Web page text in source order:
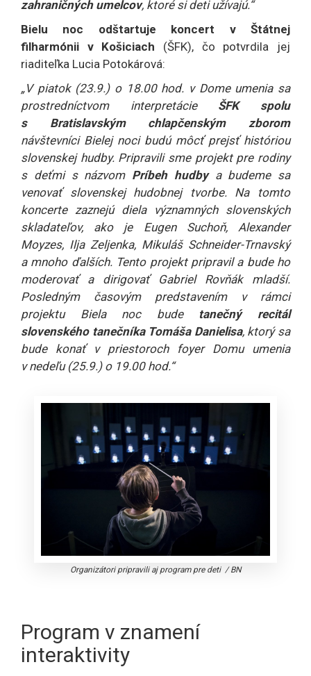
zahraničných umelcov, ktoré si deti užívajú.“
Bielu noc odštartuje koncert v Štátnej
filharmónii v Košiciach (ŠFK), čo potvrdila jej
riaditeľka Lucia Potokárová:
„V piatok (23.9.) o 18.00 hod. v Dome umenia sa
prostredníctvom interpretácieŠFK spolu
s Bratislavským chlapčenským zborom
návštevníci Bielej noci budú môcť prejsť históriou
slovenskej hudby. Pripravili sme projekt pre rodiny
s deťmi s názvom Príbeh hudbya budeme sa
venovať slovenskej hudobnej tvorbe. Na tomto
koncerte zaznejú diela významných slovenských
skladateľov, ako je Eugen Suchoň, Alexander
Moyzes, Ilja Zeljenka, Mikuláš Schneider-Trnavský
a mnoho ďalších. Tento projekt pripravil a bude ho
moderovať a dirigovať Gabriel Rovňák mladší.
Posledným časovým predstavením v rámci
projektu Biela noc bude tanečný recitál
slovenského tanečníka Tomáša Danielisa, ktorý sa
bude konať v priestoroch foyer Domu umenia
v nedeľu (25.9.) o 19.00 hod.“
Organizátori pripravili aj program pre deti /BN
Program v znamení
interaktivity